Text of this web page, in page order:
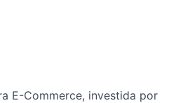
E-Commerce, investida por